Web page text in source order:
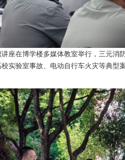
座在博学楼多媒体教室举行，三元
实验室事故、电动自行车火灾等典